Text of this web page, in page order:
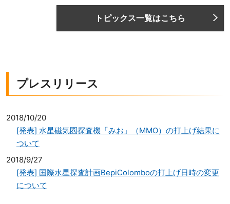
トピックス一覧はこちら
プレスリリース
2018/10/20
[発表] 水星磁気圏探査機「みお」（MMO）の打上げ結果に
ついて
2018/9/27
[発表] 国際水星探査計画BepiColomboの打上げ日時の変更
について